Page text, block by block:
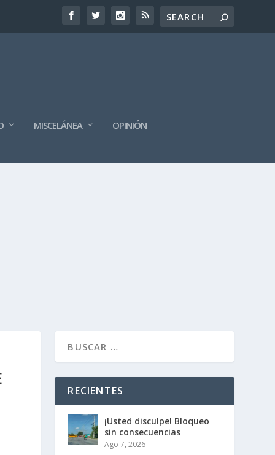
MISCELÁNEA OPINIÓN
RECIENTES
¡Usted disculpe! Bloqueo
sin consecuencias
Ago 7, 2026